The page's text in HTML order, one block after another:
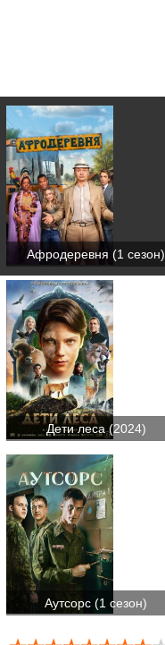
Афродеревня (1 сезон)
Дети леса (2024)
Аутсорс (1 сезон)